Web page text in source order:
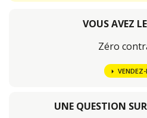
VOUS AVEZ
Zéro
VENDEZ-
UNE QUESTION